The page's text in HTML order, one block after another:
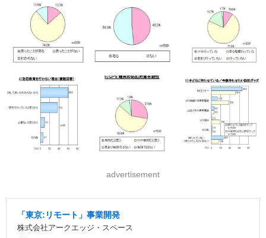
advertisement
「東京:リモート」事業開発
株式会社アークエッジ・スペース